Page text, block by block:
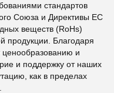
стандартов
Союза и Директивы ЕС
веществ (RoHs)
продукции. Благодаря
ценообразованию и
и поддержку от наших
как в пределах